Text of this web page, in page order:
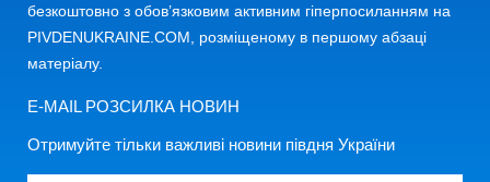
безкоштовно з обов’язковим активним гіперпосиланням на
PIVDENUKRAINE.COM, розміщеному в першому абзаці
матеріалу.
E-MAIL РОЗСИЛКА НОВИН
Отримуйте тільки важливі новини півдня України